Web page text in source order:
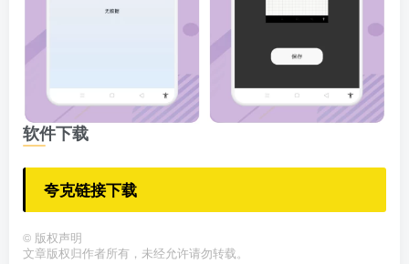
软件下载
夸克链接下载
© 版权声明
文章版权归作者所有，未经允许请勿转载。